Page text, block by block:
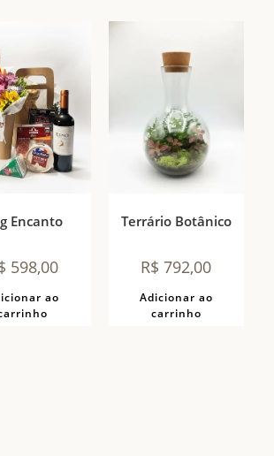
Encanto
598,00
ao
Terrário Botânico
R$ 792,00
Adicionar ao
carrinho